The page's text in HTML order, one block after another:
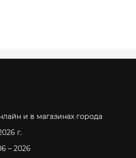
и в магазинах города
г.
– 2026